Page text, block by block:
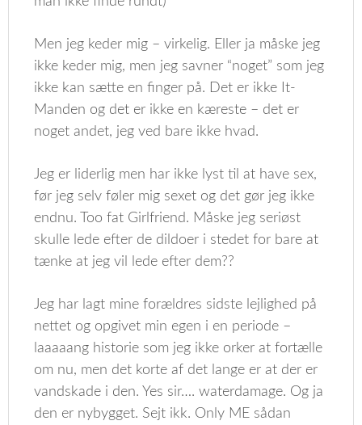
Men jeg keder mig – virkelig. Eller ja måske jeg
ikke keder mig, men jeg savner “noget” som jeg
ikke kan sætte en finger på. Det er ikke It-
Manden og det er ikke en kæreste – det er
noget andet, jeg ved bare ikke hvad.
Jeg er liderlig men har ikke lyst til at have sex,
før jeg selv føler mig sexet og det gør jeg ikke
endnu. Too fat Girlfriend. Måske jeg seriøst
skulle lede efter de dildoer i stedet for bare at
tænke at jeg vil lede efter dem??
Jeg har lagt mine forældres sidste lejlighed på
nettet og opgivet min egen i en periode –
laaaaang historie som jeg ikke orker at fortælle
om nu, men det korte af det lange er at der er
vandskade i den. Yes sir…. waterdamage. Og ja
den er nybygget. Sejt ikk. Only ME sådan